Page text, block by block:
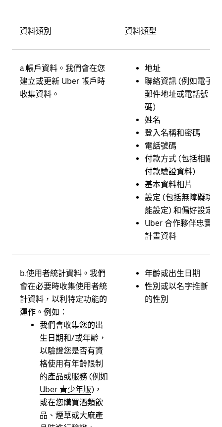
資料類別 資料類型
a. 帳戶資料。 我們會在您
建立或更新 Uber 帳戶時
收集資料。
地址
聯絡資訊 (例如電子
郵件地址或電話號
碼)
姓名
登入名稱和密碼
電話號碼
付款方式 (包括相關
付款驗證資料)
基本資料相片
設定 (包括無障礙功
能設定) 和偏好設定
Uber 合作夥伴忠實
計畫資料
b. 使用者統計資料。 我們
會在必要時收集使用者統
計資料，以利特定功能的
運作。例如：
我們會收集您的出
生日期和/或年齡，
以驗證您是否有資
格使用有年齡限制
的產品或服務 (例如
Uber 青少年版)，
或在您購買酒類飲
品、煙草或大麻產
年齡或出生日期
性別或以名字推斷
的性別